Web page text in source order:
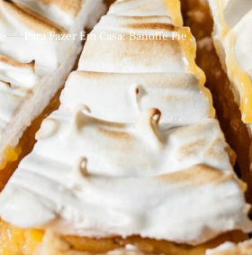
Para Fazer Em Casa: Banoffe Pie